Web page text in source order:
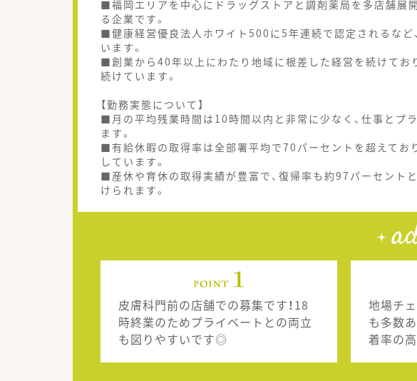
■福岡エリアを中心にドラッグストアと調剤薬局を多店舗展
る企業です。
■健康経営優良法人ホワイト500に5年連続で認定されるなど
います。
■創業から40年以上にわたり地域に根差した経営を続けてお
続けています。
【勤務実態について】
■月の平均残業時間は10時間以内と非常に少なく、仕事とプ
ます。
■有給休暇の取得率は全部署平均で70パーセントを超えてお
しています。
■産休や育休の取得実績が豊富で、復帰率も約97パーセント
けられます。
皮膚科門前の店舗での募集です！18
時終業のためプライベートとの両立
も図りやすいです◎
地場チ
も多数
着率の